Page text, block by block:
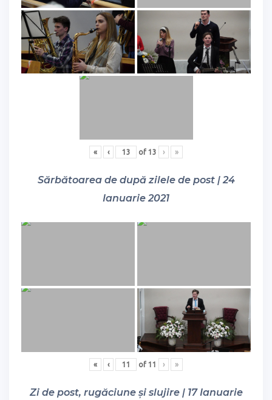
« ‹ of 13 › »
Sărbătoarea de după zilele de post | 24
Ianuarie 2021
« ‹ of 11 › »
Zi de post, rugăciune și slujire | 17 Ianuarie